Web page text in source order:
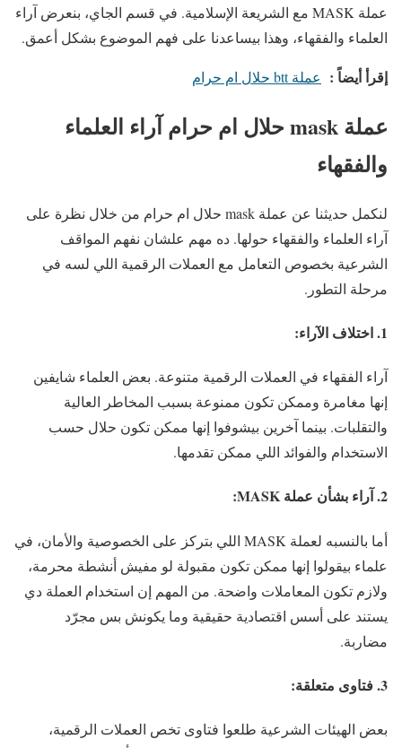
عملة MASK مع الشريعة الإسلامية. في قسم الجاي، بنعرض آراء
العلماء والفقهاء، وهذا بيساعدنا على فهم الموضوع بشكل أعمق.
إقرأ أيضاً : عملة btt حلال ام حرام
عملة mask حلال ام حرام آراء العلماء
والفقهاء
لنكمل حديثنا عن عملة mask حلال ام حرام من خلال نظرة على
آراء العلماء والفقهاء حولها. ده مهم علشان نفهم المواقف
الشرعية بخصوص التعامل مع العملات الرقمية اللي لسه في
مرحلة التطور.
1. اختلاف الآراء:
آراء الفقهاء في العملات الرقمية متنوعة. بعض العلماء شايفين
إنها مغامرة وممكن تكون ممنوعة بسبب المخاطر العالية
والتقلبات. بينما آخرين بيشوفوا إنها ممكن تكون حلال حسب
الاستخدام والفوائد اللي ممكن تقدمها.
2. آراء بشأن عملة MASK:
أما بالنسبه لعملة MASK اللي بتركز على الخصوصية والأمان، في
علماء بيقولوا إنها ممكن تكون مقبولة لو مفيش أنشطة محرمة،
ولازم تكون المعاملات واضحة. من المهم إن استخدام العملة دي
يستند على أسس اقتصادية حقيقية وما يكونش بس مجرّد
مضاربة.
3. فتاوى متعلقة:
بعض الهيئات الشرعية طلعوا فتاوى تخص العملات الرقمية،